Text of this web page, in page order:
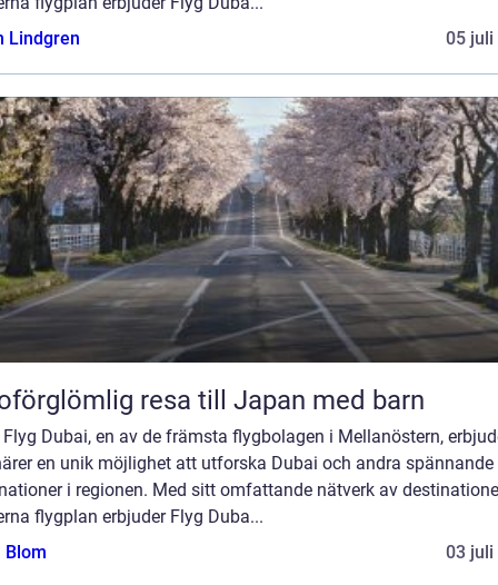
Lindgren
05 juli
resa till Japan med barn
Flyg Dubai, en av de främsta flygbolagen i Mellanöstern,
en unik möjlighet att utforska Dubai och andra spännande
i regionen. Med sitt omfattande nätverk av
flygplan erbjuder Flyg Duba...
Blom
03 juli